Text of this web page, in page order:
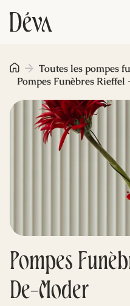
Obsèques
Prévoyance
Monument funéraire
Livraison de fleurs
Blog
Pompes
De-Moder
Toutes les pompes
Pompes Funèbres